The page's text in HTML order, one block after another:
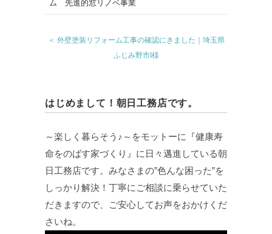
＜ 外壁塗装リフォーム工事の確認にきました｜埼玉県
ふじみ野市I様
はじめまして！朝日工務店です。
～楽しく暮らそう♪～をモットーに『健康寿
命をのばす家づくり』に日々邁進している朝
日工務店です。みなさまの”色んな困った”を
しっかり解決！丁寧にご相談に乗らせていた
だきますので、ご安心してお声をおかけくだ
さいね。